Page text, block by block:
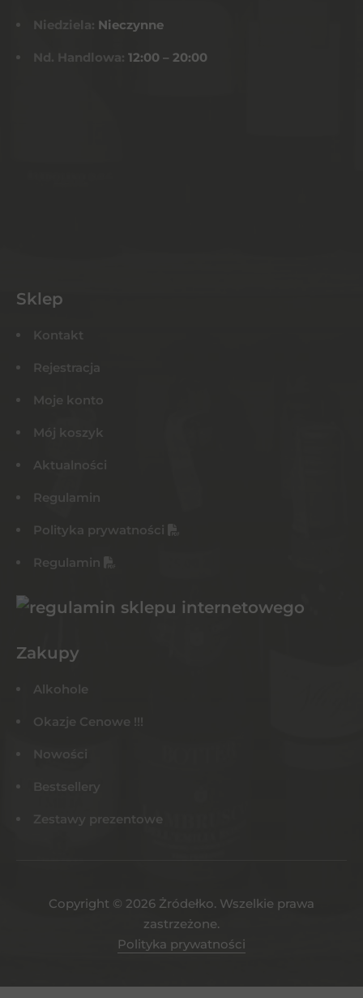
Niedziela: Nieczynne
Nd. Handlowa: 12:00 – 20:00
Sklep
Kontakt
Rejestracja
Moje konto
Mój koszyk
Aktualności
Regulamin
Polityka prywatności
Regulamin
Zakupy
Alkohole
Okazje Cenowe !!!
Nowości
Bestsellery
Zestawy prezentowe
Copyright © 2026 Żródełko. Wszelkie prawa
zastrzeżone.
Polityka prywatności